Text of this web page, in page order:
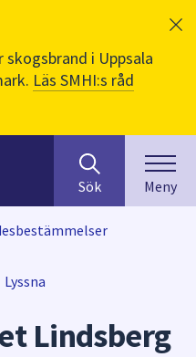
i Uppsala
Läs SMHI:s råd
efter
innehåll
på
webbplatsen.
skriva
i
Sök Meny
Lyssna
Lindsberg